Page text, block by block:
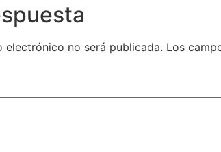
electrónico no será publicada. Los